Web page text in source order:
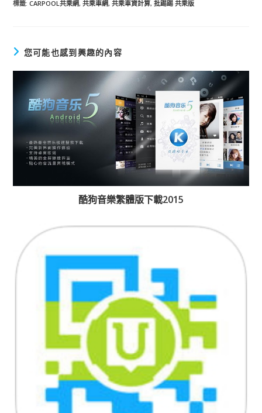
標籤:CARPOOL共乘網, 共乘車網, 共乘車資計算, 批踢踢 共乘版
您可能也感到興趣的內容
酷狗音樂繁體版下載2015